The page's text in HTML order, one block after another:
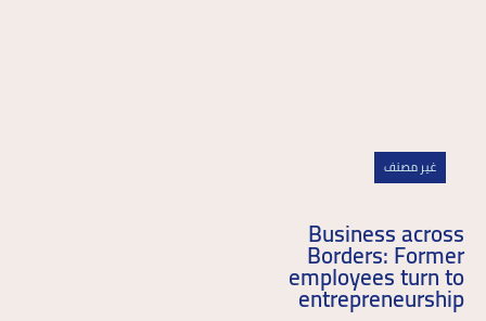
غير مصنف
Business across
Borders: Former
employees turn to
entrepreneurship